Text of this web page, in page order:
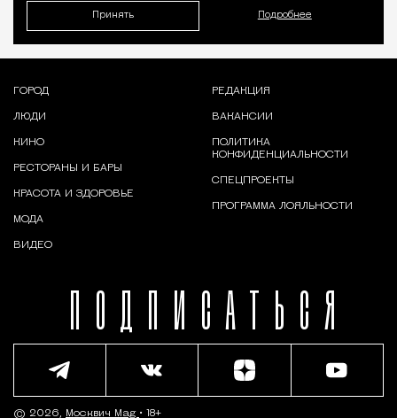
Принять Подробнее
ПОДПИСАТЬСЯ
ГОРОД
ЛЮДИ
КИНО
РЕСТОРАНЫ И БАРЫ
КРАСОТА И ЗДОРОВЬЕ
МОДА
ВИДЕО
РЕДАКЦИЯ
ВАКАНСИИ
ПОЛИТИКА
КОНФИДЕНЦИАЛЬНОСТИ
СПЕЦПРОЕКТЫ
ПРОГРАММА ЛОЯЛЬНОСТИ
© 2026, Москвич Mag • 18+